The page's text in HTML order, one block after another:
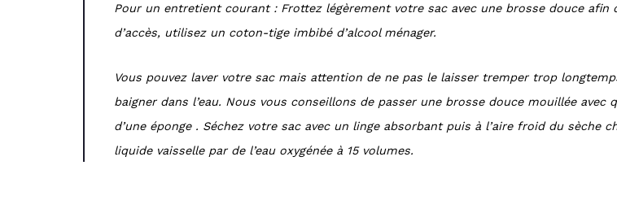
Pour un entretient courant : Frottez légèrement votre sac avec une brosse douce
d’accès, utilisez un coton-tige imbibé d’alcool ménager.
Vous pouvez laver votre sac mais attention de ne pas le laisser tremper trop
baigner dans l’eau. Nous vous conseillons de passer une brosse douce mouillée avec
d’une éponge . Séchez votre sac avec un linge absorbant puis à l’aire froid du sèche
liquide vaisselle par de l’eau oxygénée à 15 volumes.